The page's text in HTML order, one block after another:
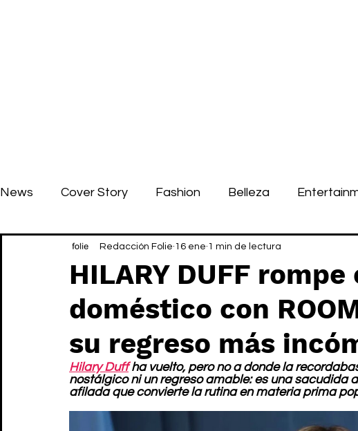
News Cover Story Fashion Belleza
HILARY DUFF
doméstico con
su regreso más
Redacción Folie 16 ene 1 min de lectura
Hilary Duff ha vuelto, pero no a donde la
nostálgico ni un regreso amable: es una sacudida
afilada que convierte la rutina en materia prima